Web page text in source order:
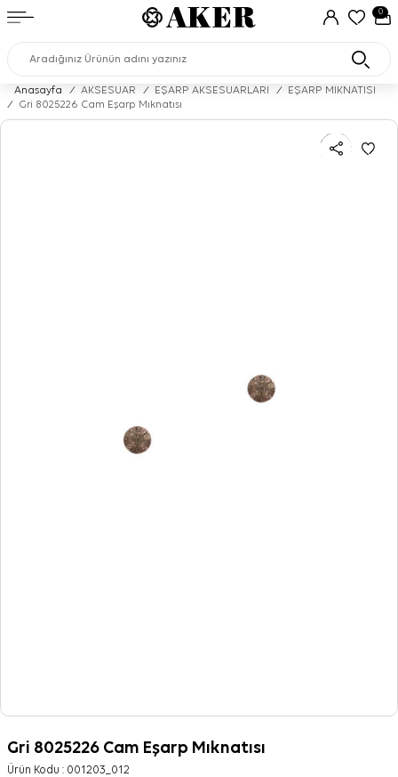
0
Anasayfa / AKSESUAR / EŞARP AKSESUARLARI /
EŞARP MIKNATISI
/
Gri 8025226 Cam Eşarp Mıknatısı
Gri 8025226 Cam Eşarp Mıknatısı
Ürün Kodu : 001203_012